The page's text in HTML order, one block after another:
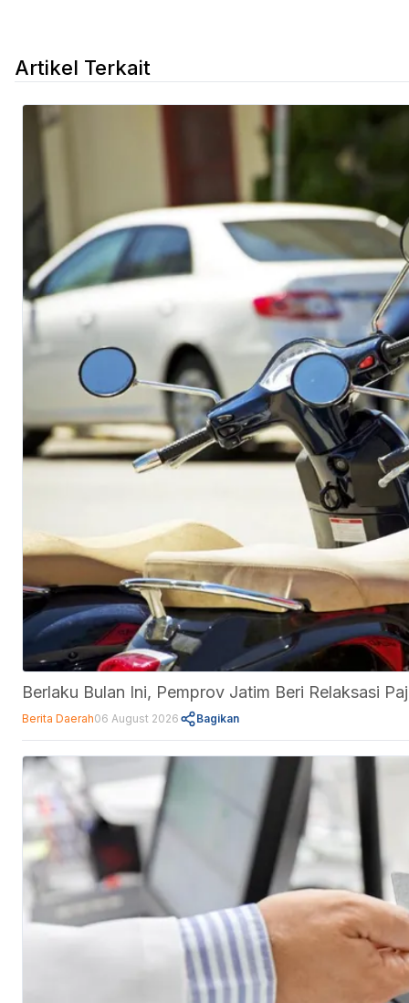
Artikel Terkait
Berlaku Bulan Ini, Pemprov Jatim Beri Relaksasi
Berita Daerah06 August 2026 Bagikan